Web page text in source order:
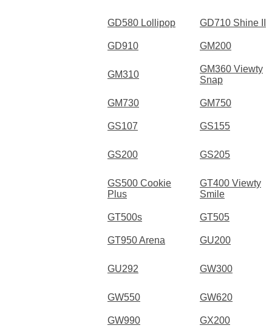
GD580 Lollipop GD710 Shine II
GD910 GM200
GM310
GM360 Viewty
Snap
GM730 GM750
GS107 GS155
GS200 GS205
GS500 Cookie
Plus
GT400 Viewty
Smile
GT500s GT505
GT950 Arena GU200
GU292 GW300
GW550 GW620
GW990 GX200